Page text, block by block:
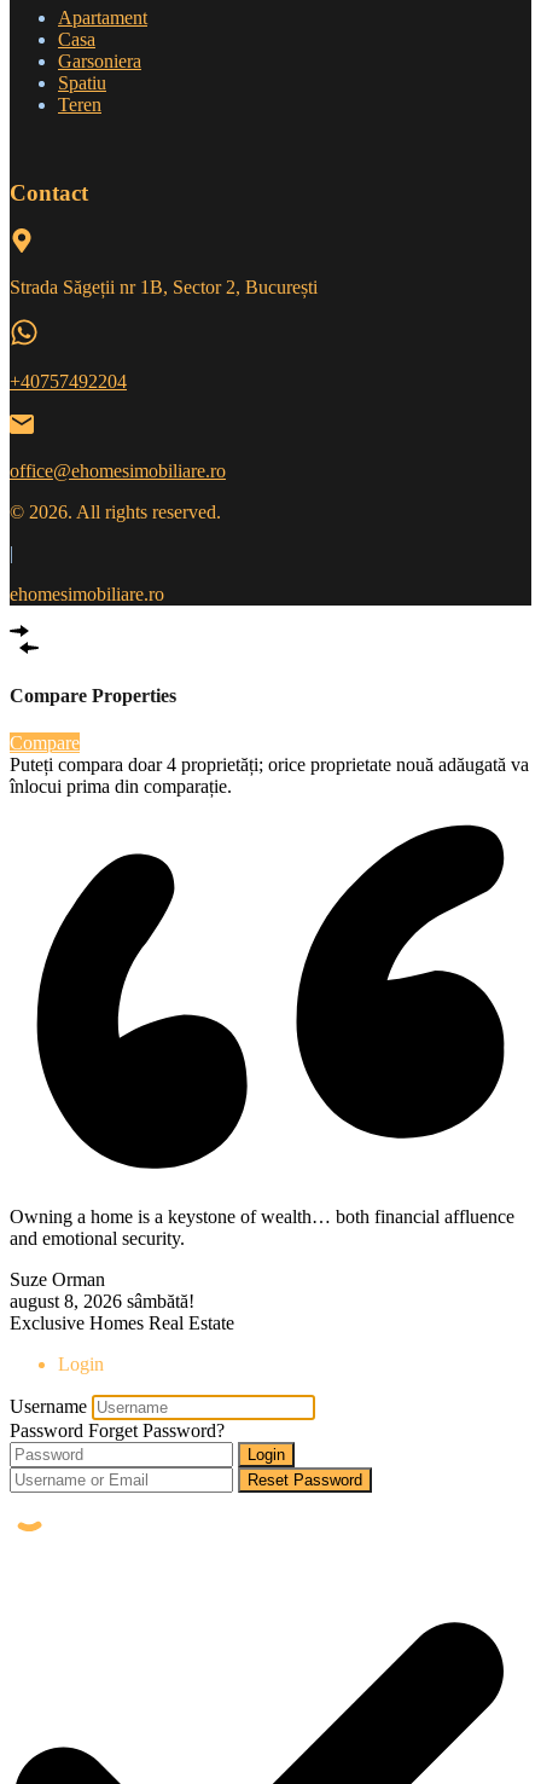
Apartament
Casa
Garsoniera
Spatiu
Teren
Contact
Strada Săgeții nr 1B, Sector 2, București
+40757492204
office@ehomesimobiliare.ro
© 2026. All rights reserved.
|
ehomesimobiliare.ro
Compare Properties
Compare
Puteți compara doar 4 proprietăți; orice proprietate nouă adăugată va
înlocui prima din comparație.
Owning a home is a keystone of wealth… both financial affluence
and emotional security.
Suze Orman
august 8, 2026 sâmbătă!
Exclusive Homes Real Estate
Login
Username
Password Forget Password?
Login
Reset Password